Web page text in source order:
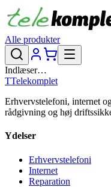
Alle produkter
Indlæser…
TTelekomplet
Erhvervstelefoni, internet
rådgivning og høj
Ydelser
Erhvervstelefoni
Internet
Reparation